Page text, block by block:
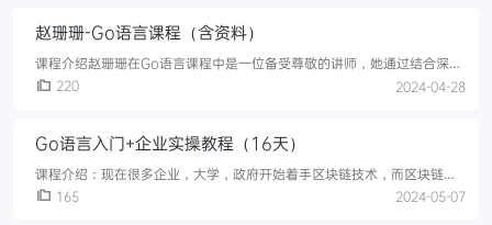
赵珊珊-Go语言课程（含资料）
课程介绍赵珊珊在Go语言课程中是一位备受尊敬的讲师，她通过结合深厚
的编程知识与丰富的教学经验，为学生提供了一个系统全面的Go语言学习
220 2024-04-28
Go语言入门+企业实操教程（16天）
课程介绍：现在很多企业，大学，政府开始着手区块链技术，而区块链目
前很多在修改源码这块，源码现在用多是Go语言，C++这块，目前在企业
165 2024-05-07